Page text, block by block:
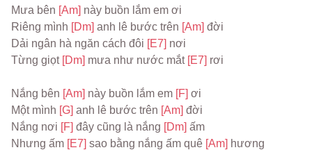
Mưa bên [Am] này buồn lắm em ơi
Riêng mình [Dm] anh lê bước trên [Am] đời
Dải ngân hà ngăn cách đôi [E7] nơi
Từng giọt [Dm] mưa như nước mắt [E7] rơi
Nắng bên [Am] này buồn lắm em [F] ơi
Một mình [G] anh lê bước trên [Am] đời
Nắng nơi [F] đây cũng là nắng [Dm] ấm
Nhưng ấm [E7] sao bằng nắng ấm quê [Am] hương